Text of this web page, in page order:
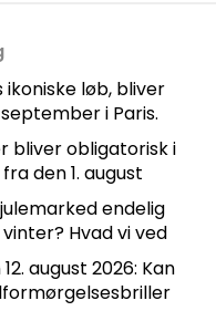
løb, bliver
i Paris.
bliver obligatorisk i
den 1. august
endelig
Hvad vi ved
august 2026: Kan